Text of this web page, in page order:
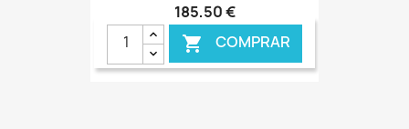
185,50 €
 COMPRAR